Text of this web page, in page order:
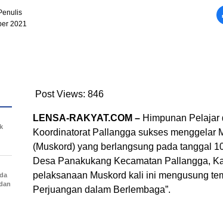
2021
Post Views: 846
LENSA-RAKYAT.COM – Himpunan Pelajar
Koordinatorat Pallangga sukses menggelar
(Muskord) yang berlangsung pada tanggal
Desa Panakukang Kecamatan Pallangga,
pelaksanaan Muskord kali ini mengusung
Perjuangan dalam Berlembaga”.